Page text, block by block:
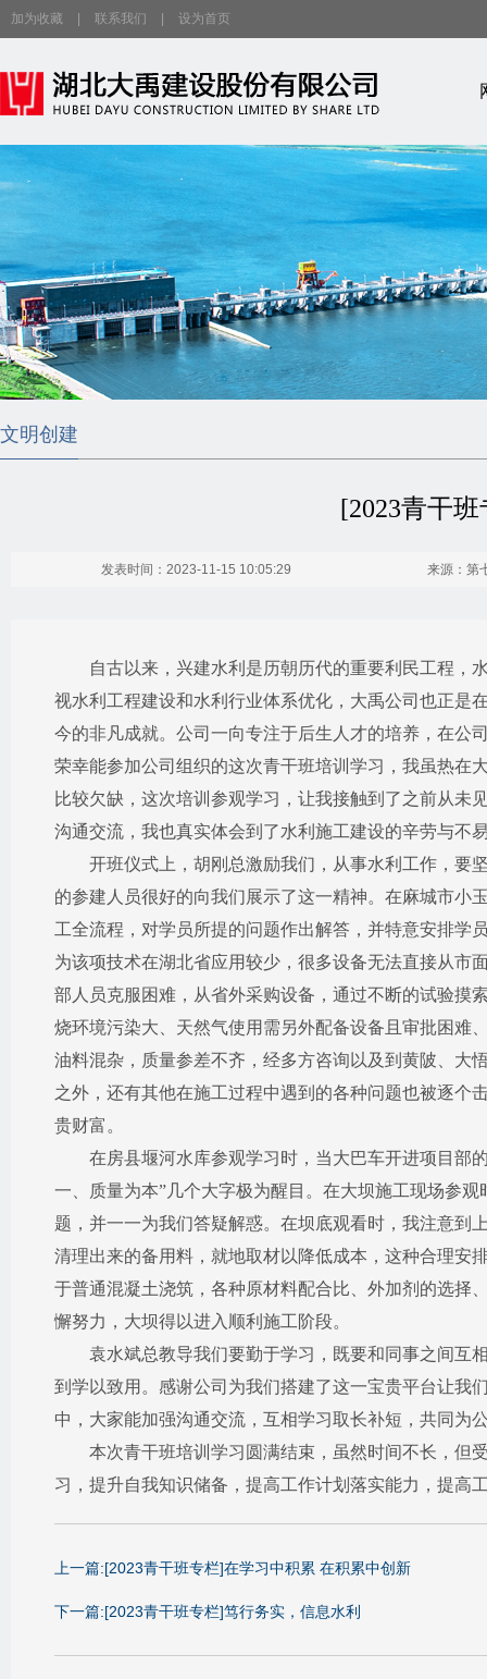
加为收藏 联系我们 设为首页
文明创建
[2023青干
发表时间：2023-11-15 10:05:29 来源：第
自古以来，兴建水利是历朝历代的重要利民工程，水
视水利工程建设和水利行业体系优化，大禹公司也正是
今的非凡成就。公司一向专注于后生人才的培养，在公
荣幸能参加公司组织的这次青干班培训学习，我虽热在
比较欠缺，这次培训参观学习，让我接触到了之前从未
沟通交流，我也真实体会到了水利施工建设的辛劳与不
开班仪式上，胡刚总激励我们，从事水利工作，要坚
的参建人员很好的向我们展示了这一精神。在麻城市小
工全流程，对学员所提的问题作出解答，并特意安排学
为该项技术在湖北省应用较少，很多设备无法直接从市
部人员克服困难，从省外采购设备，通过不断的试验摸
烧环境污染大、天然气使用需另外配备设备且审批困难
油料混杂，质量参差不齐，经多方咨询以及到黄陂、大
之外，还有其他在施工过程中遇到的各种问题也被逐个
贵财富。
在房县堰河水库参观学习时，当大巴车开进项目部的
一、质量为本”几个大字极为醒目。在大坝施工现场参
题，并一一为我们答疑解惑。在坝底观看时，我注意到
清理出来的备用料，就地取材以降低成本，这种合理安
于普通混凝土浇筑，各种原材料配合比、外加剂的选择
懈努力，大坝得以进入顺利施工阶段。
袁水斌总教导我们要勤于学习，既要和同事之间互相
到学以致用。感谢公司为我们搭建了这一宝贵平台让我
中，大家能加强沟通交流，互相学习取长补短，共同为
本次青干班培训学习圆满结束，虽然时间不长，但受
习，提升自我知识储备，提高工作计划落实能力，提高
上一篇:[2023青干班专栏]在学习中积累 在积累中创新
下一篇:[2023青干班专栏]笃行务实，信息水利